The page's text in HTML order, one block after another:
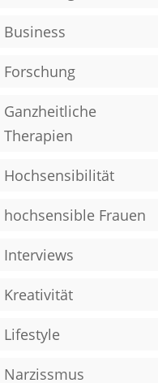
Business
Forschung
Ganzheitliche
Therapien
Hochsensibilität
hochsensible Frauen
Interviews
Kreativität
Lifestyle
Narzissmus